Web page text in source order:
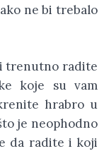
ne bi trebalo
trenutno radite
koje su vam
hrabro u
je neophodno
da radite i koji